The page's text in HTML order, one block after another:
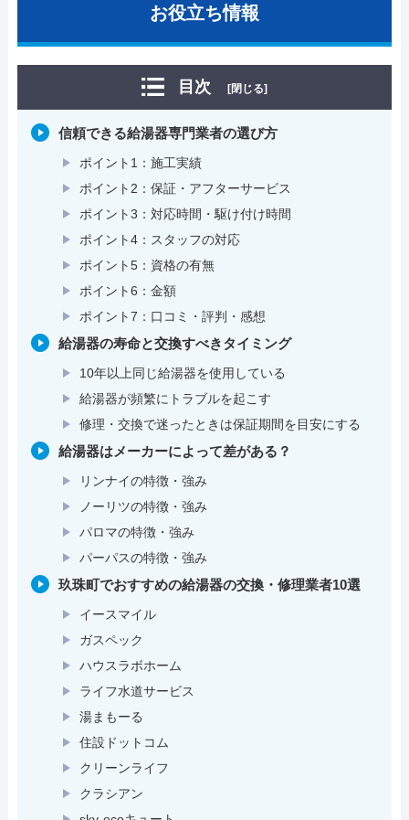
お役立ち情報
目次 [閉じる]
信頼できる給湯器専門業者の選び方
ポイント1：施工実績
ポイント2：保証・アフターサービス
ポイント3：対応時間・駆け付け時間
ポイント4：スタッフの対応
ポイント5：資格の有無
ポイント6：金額
ポイント7：口コミ・評判・感想
給湯器の寿命と交換すべきタイミング
10年以上同じ給湯器を使用している
給湯器が頻繁にトラブルを起こす
修理・交換で迷ったときは保証期間を目安にする
給湯器はメーカーによって差がある？
リンナイの特徴・強み
ノーリツの特徴・強み
パロマの特徴・強み
パーパスの特徴・強み
玖珠町でおすすめの給湯器の交換・修理業者10選
イースマイル
ガスペック
ハウスラボホーム
ライフ水道サービス
湯まもーる
住設ドットコム
クリーンライフ
クラシアン